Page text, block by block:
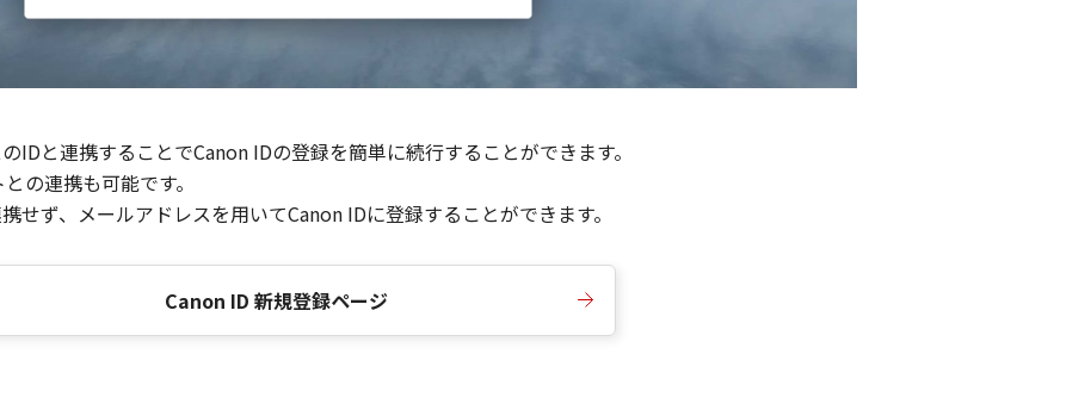
と連携することでCanon IDの登録を簡単に続行することができます。
の連携も可能です。
ず、メールアドレスを用いてCanon IDに登録することができます。
Canon ID 新規登録ページ